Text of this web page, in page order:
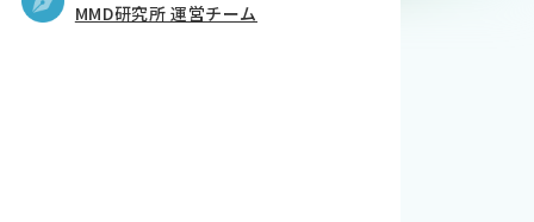
MMD研究所 運営チーム